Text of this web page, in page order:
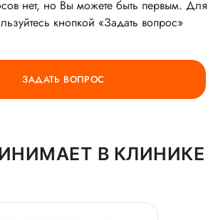
КАЧЕСТВА
нет, но Вы можете быть первым. Для
кнопкой «Задать вопрос»
ЗАДАТЬ ВОПРОС
В КЛИНИКЕ